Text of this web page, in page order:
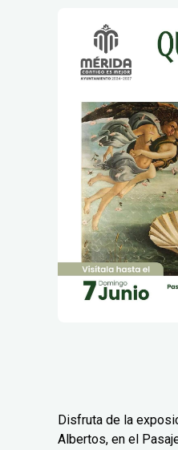
Disfruta de la
Albertos, en el